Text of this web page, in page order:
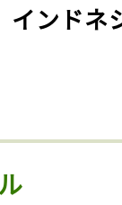
インドネ